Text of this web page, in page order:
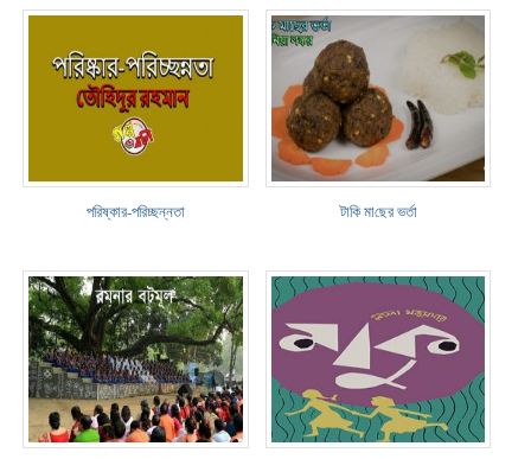
পরিষ্কার-পরিচ্ছন্নতা টা‌কি মা‌ছের ভর্তা